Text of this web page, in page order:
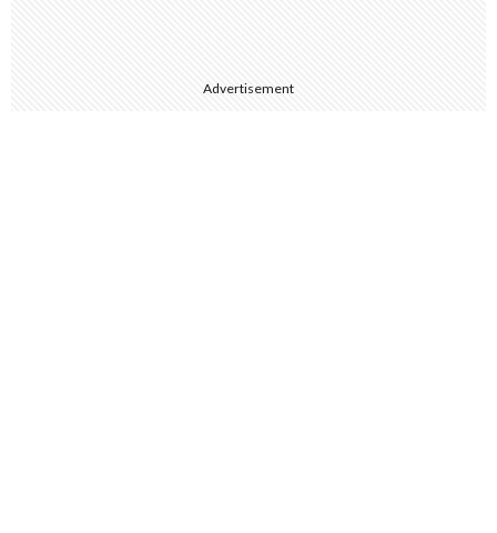
Advertisement